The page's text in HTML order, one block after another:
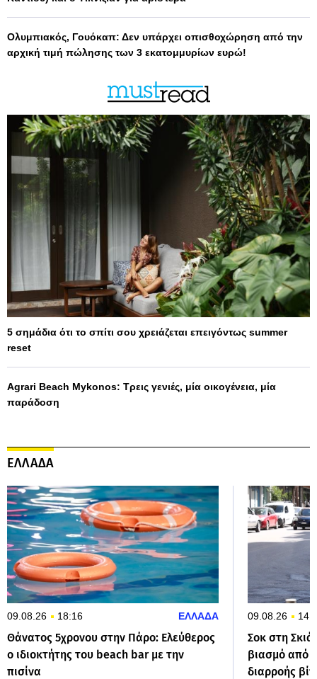
Ολυμπιακός, Γουόκαπ: Δεν υπάρχει οπισθοχώρηση από την
αρχική τιμή πώλησης των 3 εκατομμυρίων ευρώ!
5 σημάδια ότι το σπίτι σου χρειάζεται επειγόντως summer
reset
Agrari Beach Mykonos: Τρεις γενιές, μία οικογένεια, μία
παράδοση
ΕΛΛΑΔΑ
09.08.26 18:16 ΕΛΛΑΔΑ
Θάνατος 5χρονου στην Πάρο: Ελεύθερος
ο ιδιοκτήτης του beach bar με την
πισίνα
09.08.26
Σοκ στη
βιασμό από
διαρροής